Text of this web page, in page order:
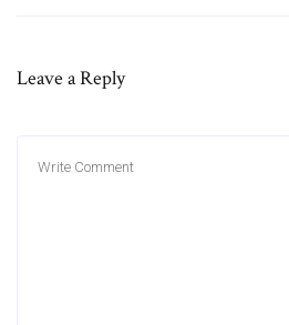
Leave a Reply